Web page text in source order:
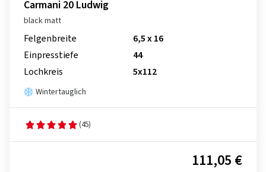
Carmani 20 Ludwig
black matt
Felgenbreite
6,5 x 16
Einpresstiefe
44
Lochkreis
5x112
Wintertauglich
(45)
111,05 €